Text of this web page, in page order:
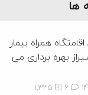
ها
همراه بیمار
بهره برداری می
1,335